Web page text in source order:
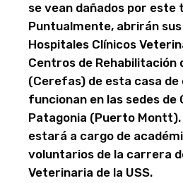
se vean dañados por este
Puntualmente, abrirán
Hospitales Clínicos
Centros de Rehabilitación
(Cerefas) de esta casa de
funcionan en las sedes de
Patagonia (Puerto
estará a cargo de
voluntarios de la carrera
Veterinaria de la USS.